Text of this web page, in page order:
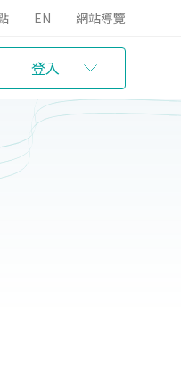
EN 網站導覽
登入